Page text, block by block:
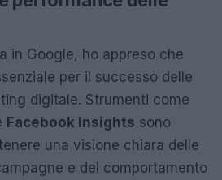
in Google, ho appreso che
per il successo delle
digitale. Strumenti come
Facebook Insights sono
una visione chiara delle
e del comportamento